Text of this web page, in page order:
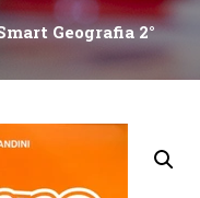
Geografia 2°